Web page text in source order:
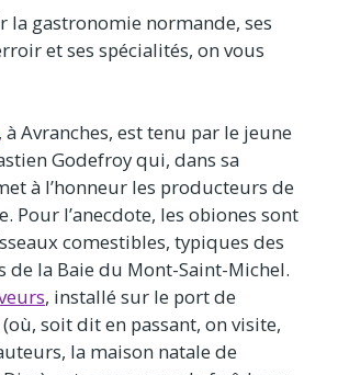
la gastronomie normande, ses
et ses spécialités, on vous
, à Avranches, est tenu par le jeune
Godefroy qui, dans sa
à l’honneur les producteurs de
Pour l’anecdote, les obiones sont
comestibles, typiques des
de la Baie du Mont-Saint-Michel.
, installé sur le port de
soit dit en passant, on visite,
la maison natale de